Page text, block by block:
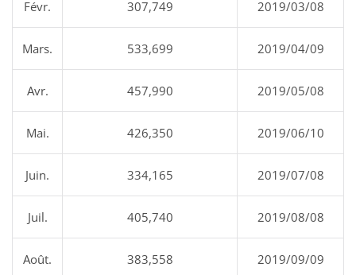
Févr. 307,749 2019/03/08
Mars. 533,699 2019/04/09
Avr. 457,990 2019/05/08
Mai. 426,350 2019/06/10
Juin. 334,165 2019/07/08
Juil. 405,740 2019/08/08
Août. 383,558 2019/09/09